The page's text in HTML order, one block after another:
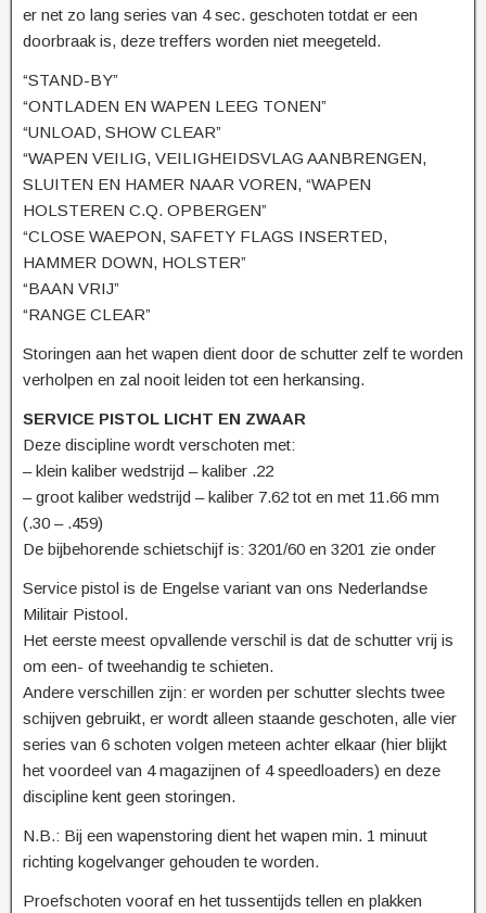
er net zo lang series van 4 sec. geschoten totdat er een
doorbraak is, deze treffers worden niet meegeteld.
“STAND-BY”
“ONTLADEN EN WAPEN LEEG TONEN”
“UNLOAD, SHOW CLEAR”
“WAPEN VEILIG, VEILIGHEIDSVLAG AANBRENGEN,
SLUITEN EN HAMER NAAR VOREN, “WAPEN
HOLSTEREN C.Q. OPBERGEN”
“CLOSE WAEPON, SAFETY FLAGS INSERTED,
HAMMER DOWN, HOLSTER”
“BAAN VRIJ”
“RANGE CLEAR”
Storingen aan het wapen dient door de schutter zelf te worden
verholpen en zal nooit leiden tot een herkansing.
SERVICE PISTOL LICHT EN ZWAAR
Deze discipline wordt verschoten met:
– klein kaliber wedstrijd – kaliber .22
– groot kaliber wedstrijd – kaliber 7.62 tot en met 11.66 mm
(.30 – .459)
De bijbehorende schietschijf is: 3201/60 en 3201 zie onder
Service pistol is de Engelse variant van ons Nederlandse
Militair Pistool.
Het eerste meest opvallende verschil is dat de schutter vrij is
om een- of tweehandig te schieten.
Andere verschillen zijn: er worden per schutter slechts twee
schijven gebruikt, er wordt alleen staande geschoten, alle vier
series van 6 schoten volgen meteen achter elkaar (hier blijkt
het voordeel van 4 magazijnen of 4 speedloaders) en deze
discipline kent geen storingen.
N.B.: Bij een wapenstoring dient het wapen min. 1 minuut
richting kogelvanger gehouden te worden.
Proefschoten vooraf en het tussentijds tellen en plakken